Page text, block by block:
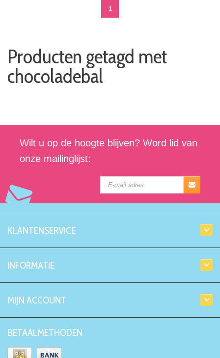
1
Producten getagd met
chocoladebal
Wilt u op de hoogte blijven? Word lid van
onze mailinglijst:
KLANTENSERVICE
INFORMATIE
MIJN ACCOUNT
BETAALMETHODEN